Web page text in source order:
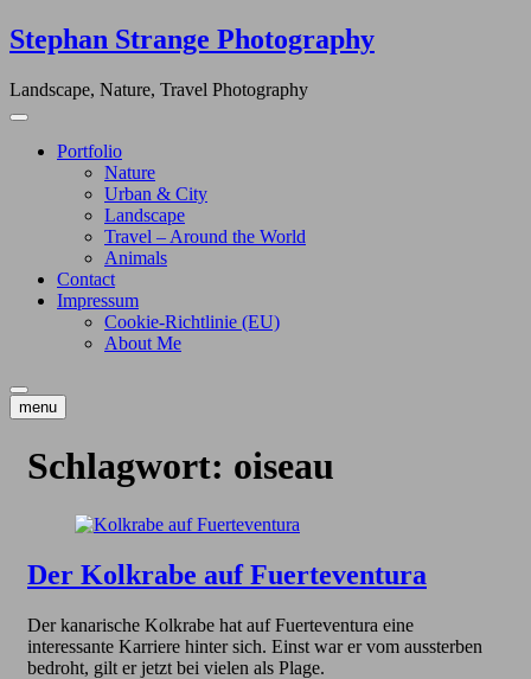
Skip
to
Stephan Strange Photography
Landscape, Nature, Travel Photography
Portfolio
Nature
Urban & City
Landscape
Travel – Around the World
Animals
Contact
Impressum
Cookie-Richtlinie (EU)
About Me
menu
Schlagwort: oiseau
Der Kolkrabe auf Fuerteventura
Der kanarische Kolkrabe hat auf Fuerteventura eine
interessante Karriere hinter sich. Einst war er vom aussterben
bedroht, gilt er jetzt bei vielen als Plage.